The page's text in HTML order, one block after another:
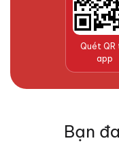
Quét QR
app
Bạn